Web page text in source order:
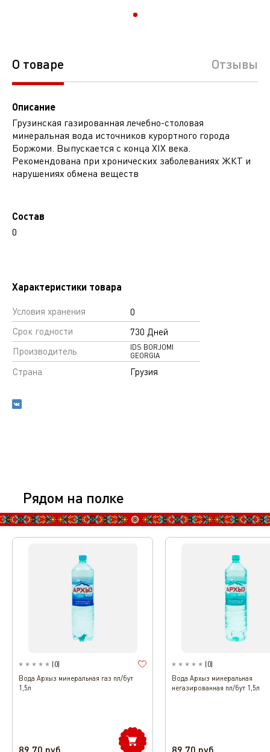
О товаре Отзывы
Описание
Грузинская газированная лечебно-столовая
минеральная вода источников курортного города
Боржоми. Выпускается с конца XIX века.
Рекомендована при хронических заболеваниях ЖКТ и
нарушениях обмена веществ
Состав
0
Характеристики товара
Условия хранения
0
Срок годности
730 Дней
Производитель
IDS BORJOMI
GEORGIA
Страна Грузия
Рядом на полке
(0)
Вода Архыз минеральная газ пл/бут
1,5л
89.70 руб.
(0)
Вода Архыз минеральная
негазированная пл/бут 1,5л
89.70 руб.